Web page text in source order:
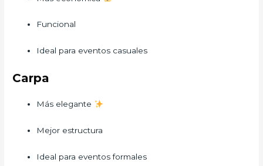
Funcional
Ideal para eventos casuales
Carpa
Más elegante
Mejor estructura
Ideal para eventos formales